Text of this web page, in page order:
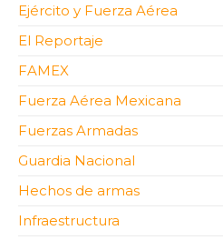
Ejército y Fuerza Aérea
El Reportaje
FAMEX
Fuerza Aérea Mexicana
Fuerzas Armadas
Guardia Nacional
Hechos de armas
Infraestructura